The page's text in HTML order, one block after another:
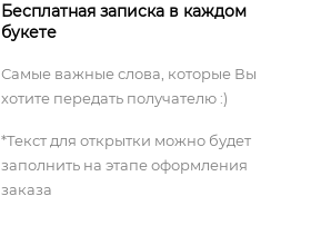
Бесплатная записка в каждом
букете
Самые важные слова, которые Вы
хотите передать получателю :)
*Текст для открытки можно будет
заполнить на этапе оформления
заказа